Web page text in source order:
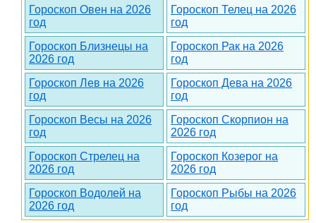
Гороскоп Овен на 2026
год
Гороскоп Телец на 2026
год
Гороскоп Близнецы на
2026 год
Гороскоп Рак на 2026
год
Гороскоп Лев на 2026
год
Гороскоп Дева на 2026
год
Гороскоп Весы на 2026
год
Гороскоп Скорпион на
2026 год
Гороскоп Стрелец на
2026 год
Гороскоп Козерог на
2026 год
Гороскоп Водолей на
2026 год
Гороскоп Рыбы на 2026
год